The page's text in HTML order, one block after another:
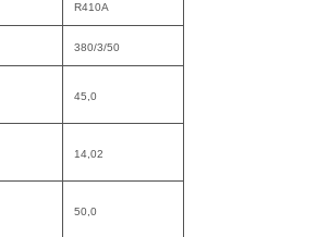
R410A
380/3/50
45,0
14,02
50,0